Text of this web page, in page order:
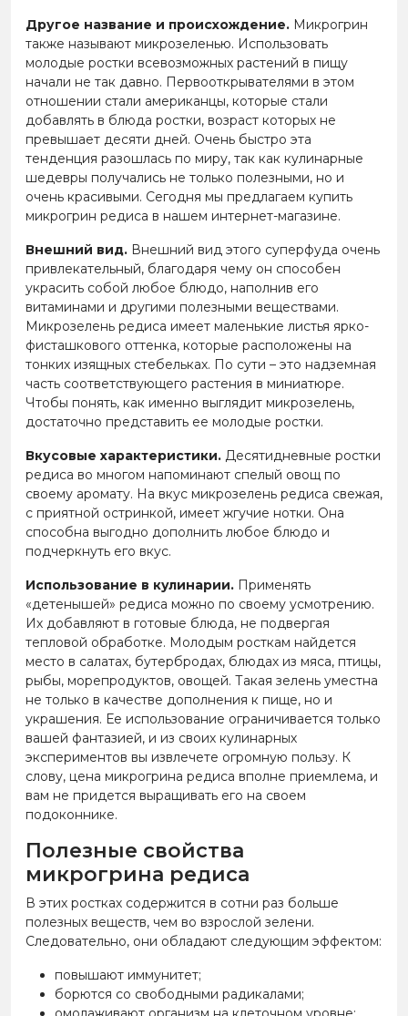
Другое название и происхождение. Микрогрин
также называют микрозеленью. Использовать
молодые ростки всевозможных растений в пищу
начали не так давно. Первооткрывателями в этом
отношении стали американцы, которые стали
добавлять в блюда ростки, возраст которых не
превышает десяти дней. Очень быстро эта
тенденция разошлась по миру, так как кулинарные
шедевры получались не только полезными, но и
очень красивыми. Сегодня мы предлагаем купить
микрогрин редиса в нашем интернет-магазине.
Внешний вид. Внешний вид этого суперфуда очень
привлекательный, благодаря чему он способен
украсить собой любое блюдо, наполнив его
витаминами и другими полезными веществами.
Микрозелень редиса имеет маленькие листья ярко-
фисташкового оттенка, которые расположены на
тонких изящных стебельках. По сути – это надземная
часть соответствующего растения в миниатюре.
Чтобы понять, как именно выглядит микрозелень,
достаточно представить ее молодые ростки.
Вкусовые характеристики. Десятидневные ростки
редиса во многом напоминают спелый овощ по
своему аромату. На вкус микрозелень редиса свежая,
с приятной остринкой, имеет жгучие нотки. Она
способна выгодно дополнить любое блюдо и
подчеркнуть его вкус.
Использование в кулинарии. Применять
«детенышей» редиса можно по своему усмотрению.
Их добавляют в готовые блюда, не подвергая
тепловой обработке. Молодым росткам найдется
место в салатах, бутербродах, блюдах из мяса, птицы,
рыбы, морепродуктов, овощей. Такая зелень уместна
не только в качестве дополнения к пище, но и
украшения. Ее использование ограничивается только
вашей фантазией, и из своих кулинарных
экспериментов вы извлечете огромную пользу. К
слову, цена микрогрина редиса вполне приемлема, и
вам не придется выращивать его на своем
подоконнике.
Полезные свойства
микрогрина редиса
В этих ростках содержится в сотни раз больше
полезных веществ, чем во взрослой зелени.
Следовательно, они обладают следующим эффектом:
повышают иммунитет;
борются со свободными радикалами;